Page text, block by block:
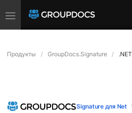
Toggle
navigation
Продукты GroupDocs.Signature .NET
Signature для Net